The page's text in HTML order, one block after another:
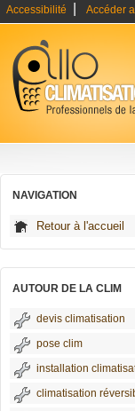
Accessibilité Accéder
NAVIGATION
Retour à l'accueil
AUTOUR DE LA CLIM
devis climatisation
pose clim
installation
climatisation